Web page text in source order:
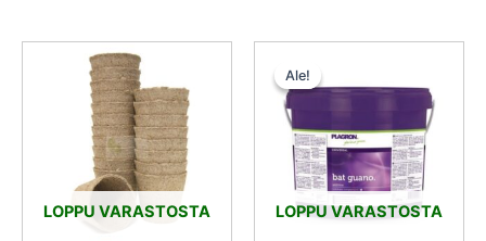
LOPPU VARASTOSTA
Ale!
LOPPU VARASTOSTA
Ale!
oli:
on:
28,35 €.